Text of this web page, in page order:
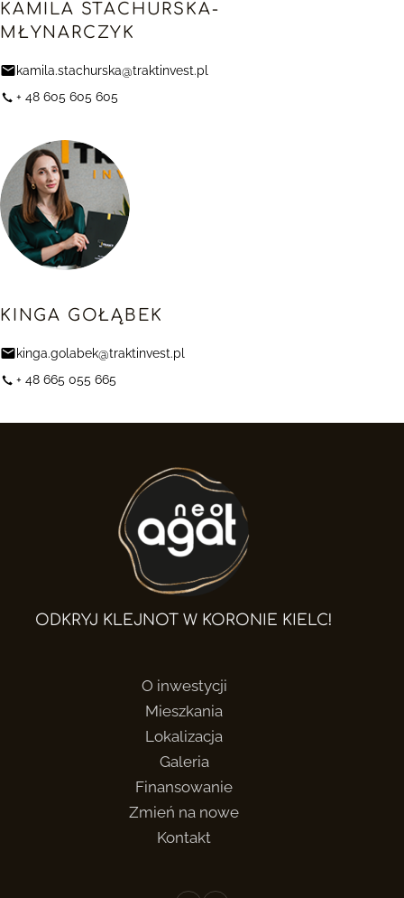
KAMILA STACHURSKA-
MŁYNARCZYK
kamila.stachurska@traktinvest.pl
+ 48 605 605 605
KINGA GOŁĄBEK
kinga.golabek@traktinvest.pl
+ 48 665 055 665
ODKRYJ KLEJNOT W KORONIE KIELC!
O inwestycji
Mieszkania
Lokalizacja
Galeria
Finansowanie
Zmień na nowe
Kontakt